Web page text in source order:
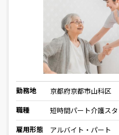
勤務地
京都府京都市山科区
職種
短時間パート介護ス
雇用形態
アルバイト・パート